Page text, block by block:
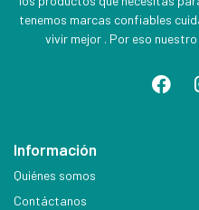
tenemos marcas confiables
vivir mejor . Por eso nuestro
Información
Quiénes somos
Contáctanos